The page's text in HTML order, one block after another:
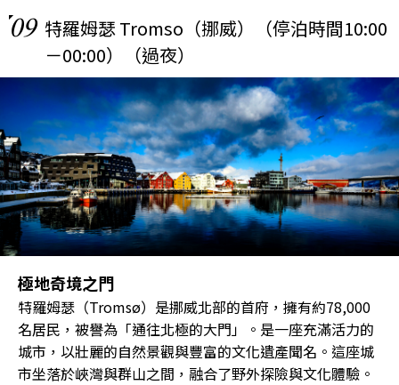
09 特羅姆瑟 Tromso（挪威）（停泊時間10:00
－00:00）（過夜）
極地奇境之門
特羅姆瑟（Tromsø）是挪威北部的首府，擁有約78,000
名居民，被譽為「通往北極的大門」。是一座充滿活力的
城市，以壯麗的自然景觀與豐富的文化遺產聞名。這座城
市坐落於峽灣與群山之間，融合了野外探險與文化體驗。